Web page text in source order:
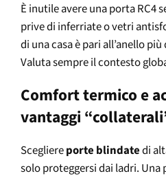
È inutile avere una porta RC4
prive di inferriate o vetri
di una casa è pari all’anello
Valuta sempre il contesto
Comfort termico e
vantaggi
Scegliereporte blindatedi
solo proteggersi dai ladri.